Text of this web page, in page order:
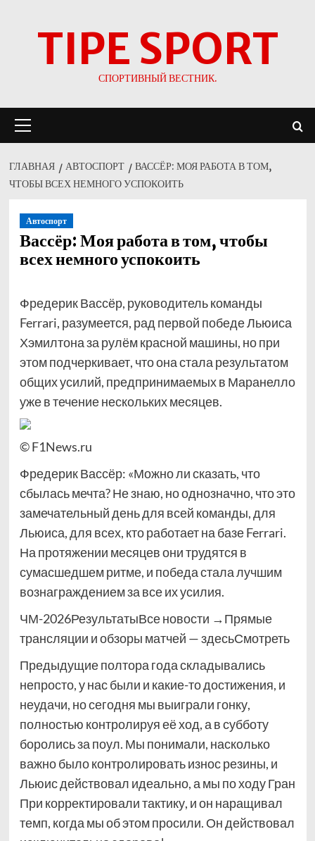
TIPE SPORT
СПОРТИВНЫЙ ВЕСТНИК.
меню
ГЛАВНАЯ АВТОСПОРТ
ВАССЁР: МОЯ РАБОТА В ТОМ,
ЧТОБЫ ВСЕХ НЕМНОГО УСПОКОИТЬ
Автоспорт
Вассёр: Моя работа в том, чтобы
всех немного успокоить
Фредерик Вассёр, руководитель команды
Ferrari, разумеется, рад первой победе Льюиса
Хэмилтона за рулём красной машины, но при
этом подчеркивает, что она стала результатом
общих усилий, предпринимаемых в Маранелло
уже в течение нескольких месяцев.
© F1News.ru
Фредерик Вассёр: «Можно ли сказать, что
сбылась мечта? Не знаю, но однозначно, что это
замечательный день для всей команды, для
Льюиса, для всех, кто работает на базе Ferrari.
На протяжении месяцев они трудятся в
сумасшедшем ритме, и победа стала лучшим
вознаграждением за все их усилия.
ЧМ-2026РезультатыВсе новости →Прямые
трансляции и обзоры матчей — здесьСмотреть
Предыдущие полтора года складывались
непросто, у нас были и какие-то достижения, и
неудачи, но сегодня мы выиграли гонку,
полностью контролируя её ход, а в субботу
боролись за поул. Мы понимали, насколько
важно было контролировать износ резины, и
Льюис действовал идеально, а мы по ходу Гран
При корректировали тактику, и он наращивал
темп, когда мы об этом просили. Он действовал